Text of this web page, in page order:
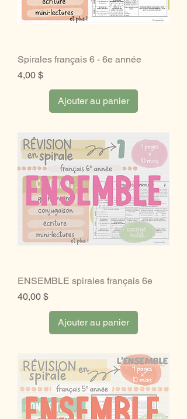
Spirales français 6 - 6e année
Prix
4,00 $
Ajouter au panier
ENSEMBLE spirales français 6e
Prix
40,00 $
Ajouter au panier